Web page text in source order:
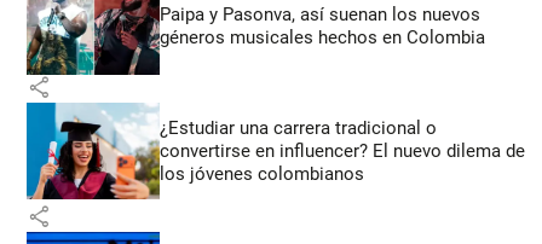
Paipa y Pasonva, así suenan los nuevos
géneros musicales hechos en Colombia
share
¿Estudiar una carrera tradicional o
convertirse en influencer? El nuevo dilema de
los jóvenes colombianos
share